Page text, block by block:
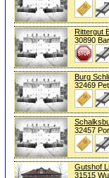
Rittergut
30890
Burg
32469
32457
Gutshof
31515